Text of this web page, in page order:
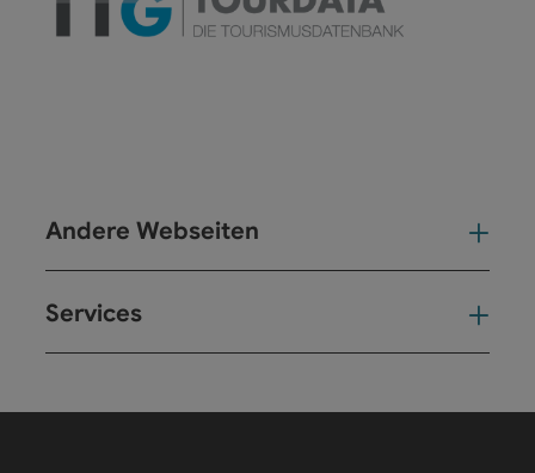
Andere Webseiten
Services